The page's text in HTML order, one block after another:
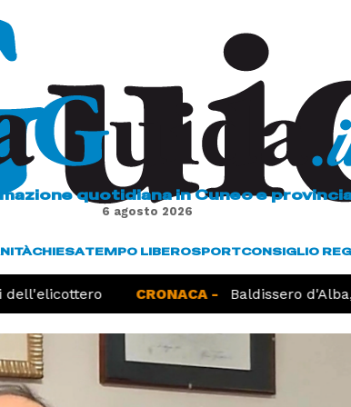
quotidiana in Cuneo e
6 agosto 2026
CHIESATEMPO LIBEROSPORTCONSIGLIO
CRONACA - Baldissero d'Alba,